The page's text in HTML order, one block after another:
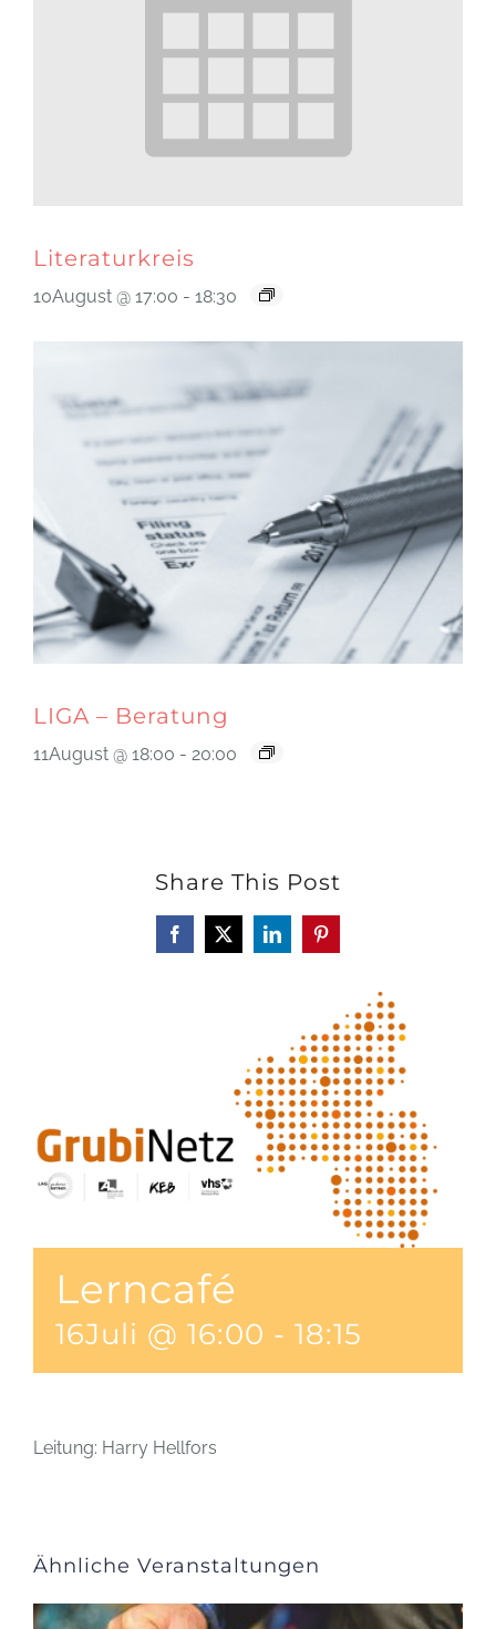
Literaturkreis
10August @ 17:00 - 18:30
LIGA – Beratung
11August @ 18:00 - 20:00
Share This Post
Facebook
X LinkedInPinterest
Lerncafé
16Juli @ 16:00 - 18:15
Leitung: Harry Hellfors
Ähnliche Veranstaltungen